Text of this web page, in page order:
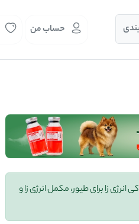
حساب من
زا برای طیور، مکمل انرژی زا و